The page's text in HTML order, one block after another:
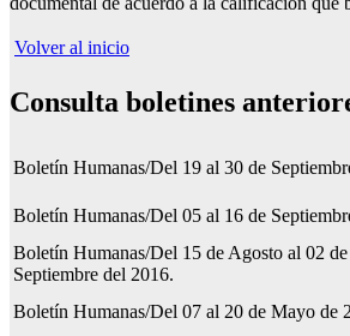
Volver al inicio
Consulta boletines
Boletín Humanas/Del 19 al 30 de
Boletín Humanas/Del 05 al 16 de
Boletín Humanas/Del 15 de Agosto al 02 de
Septiembre del 2016.
Boletín Humanas/Del 07 al 20 de Mayo de